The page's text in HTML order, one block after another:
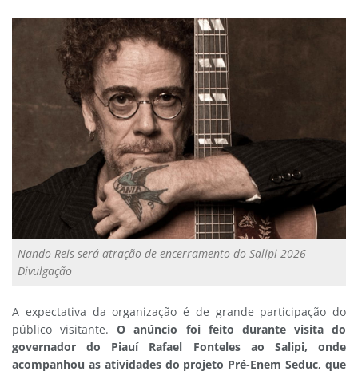
Nando Reis será atração de encerramento do Salipi 2026
Divulgação
A expectativa da organização é de grande participação do
público visitante.O anúncio foi feito durante visita do
governador do Piauí Rafael Fonteles ao Salipi, onde
acompanhou as atividades do projeto Pré-Enem Seduc, que